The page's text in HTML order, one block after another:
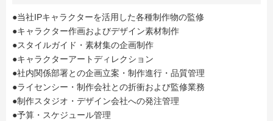
●当社IPキャラクターを活用した各種制作物の監修
●キャラクター作画およびデザイン素材制作
●スタイルガイド・素材集の企画制作
●キャラクターアートディレクション
●社内関係部署との企画立案・制作進行・品質管理
●ライセンシー・制作会社との折衝および監修業務
●制作スタジオ・デザイン会社への発注管理
●予算・スケジュール管理